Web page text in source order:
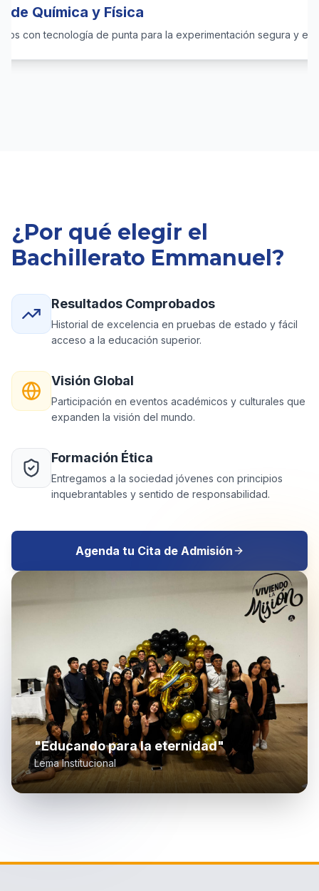
de Química y Física
con tecnología de punta para la experimentación segura y el
¿Por qué elegir el
Bachillerato Emmanuel?
Resultados Comprobados
Historial de excelencia en pruebas de estado y fácil
acceso a la educación superior.
Visión Global
Participación en eventos académicos y culturales que
expanden la visión del mundo.
Formación Ética
Entregamos a la sociedad jóvenes con principios
inquebrantables y sentido de responsabilidad.
Agenda tu Cita de Admisión
"Educando para la eternidad"
Lema Institucional